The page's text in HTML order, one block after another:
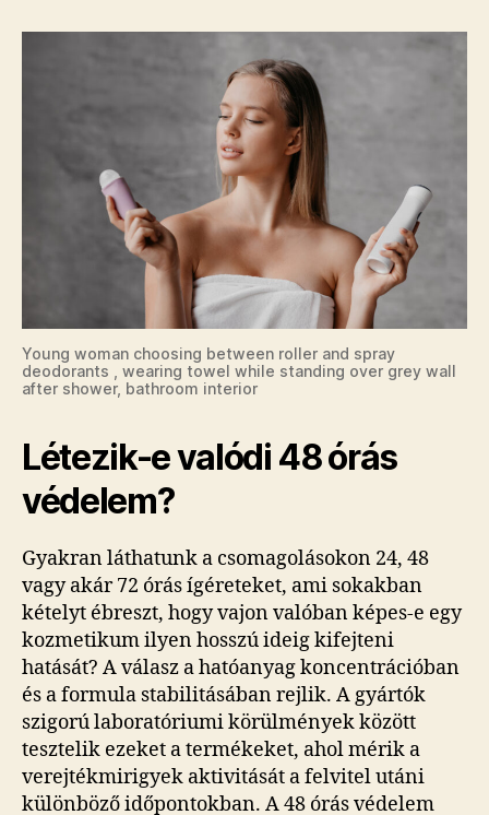
Young woman choosing between roller and spray
deodorants , wearing towel while standing over grey wall
after shower, bathroom interior
Létezik-e valódi 48 órás
védelem?
Gyakran láthatunk a csomagolásokon 24, 48
vagy akár 72 órás ígéreteket, ami sokakban
kételyt ébreszt, hogy vajon valóban képes-e egy
kozmetikum ilyen hosszú ideig kifejteni
hatását? A válasz a hatóanyag koncentrációban
és a formula stabilitásában rejlik. A gyártók
szigorú laboratóriumi körülmények között
tesztelik ezeket a termékeket, ahol mérik a
verejtékmirigyek aktivitását a felvitel utáni
különböző időpontokban. A 48 órás védelem